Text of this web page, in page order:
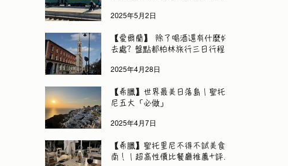
2025年5月2日
【愛爾蘭】 除了喝酒還有什麼好
去處? 盤點都柏林旅行三日行程
2025年4月28日
【希臘】世界最美日落島｜聖托里
尼五大「必做」
2025年4月7日
【希臘】聖托里尼不得不試美食指
南！｜超高性價比餐廳推薦+評